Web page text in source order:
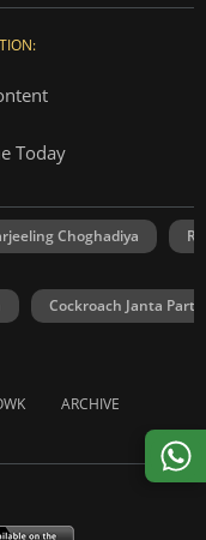
Today
Choghadiya
Cockroach Janta
ARCHIVE